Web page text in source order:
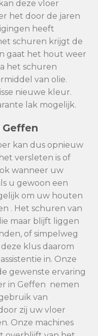
deze vloer
het door de jaren
heeft
schuren krijgt de
gaat het hout weer
het schuren
van olie.
nieuwe kleur.
lak mogelijk.
kan dus opnieuw
versleten is of
wanneer uw
u gewoon een
om uw houten
. Het schuren van
maar blijft liggen
of simpelweg
klus daarom
in. Onze
gewenste ervaring
in Geffen nemen
van
zij uw vloer
Onze machines